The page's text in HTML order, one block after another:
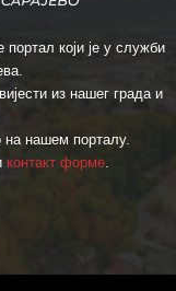
портал који је у служби
из нашег града и
на нашем порталу.
контакт форме.